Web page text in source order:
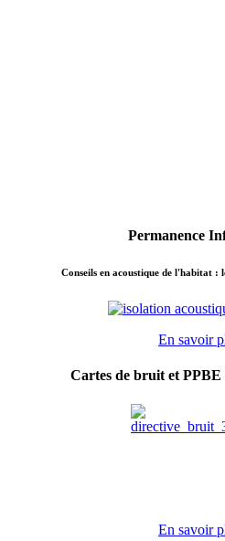
Permanence
Conseils en acoustique de l'habitat :
En savoir
Cartes de bruit et PPBE
En savoir